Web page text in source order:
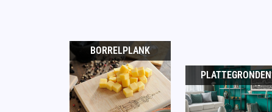
BORRELPLANK
PLATTEGRONDEN